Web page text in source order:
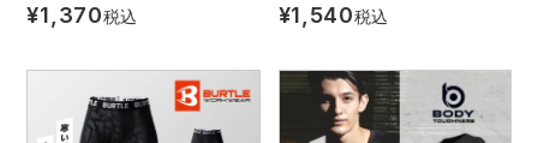
¥1,370税込 ¥1,540税込